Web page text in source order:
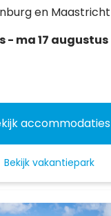
en Maastricht
- ma 17 augustus
accommodaties
Bekijk vakantiepark